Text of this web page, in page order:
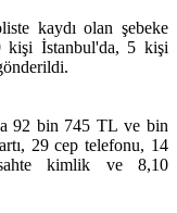
kaydı olan şebeke
kişi İstanbul'da, 5 kişi
92 bin 745 TL ve bin
29 cep telefonu, 14
kimlik ve 8,10